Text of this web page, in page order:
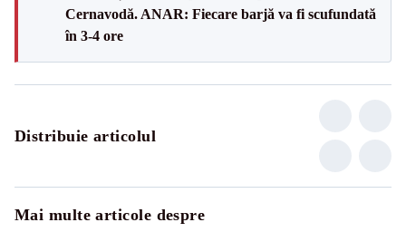
Cernavodă. ANAR: Fiecare barjă va fi scufundată
în 3-4 ore
Distribuie articolul
Mai multe articole despre